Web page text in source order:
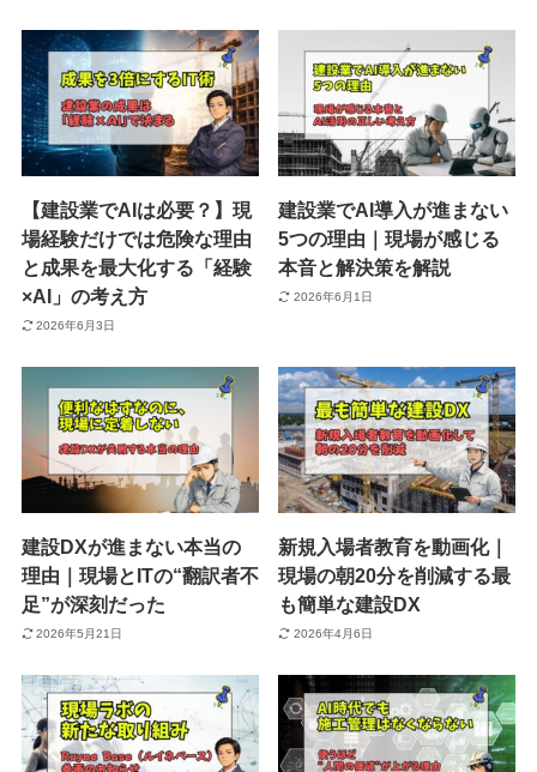
【建設業でAIは必要？】現
場経験だけでは危険な理由
と成果を最大化する「経験
×AI」の考え方
2026年6月3日
建設業でAI導入が進まない
5つの理由｜現場が感じる
本音と解決策を解説
2026年6月1日
建設DXが進まない本当の
理由｜現場とITの“翻訳者不
足”が深刻だった
2026年5月21日
新規入場者教育を動画化｜
現場の朝20分を削減する最
も簡単な建設DX
2026年4月6日